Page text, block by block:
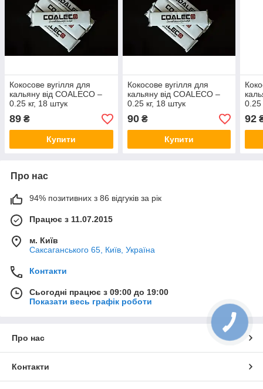
Кокосове вугілля для
кальяну від COALECO –
0.25 кг, 18 штук
89 ₴
Купити
Кокосове вугілля для
кальяну від COALECO –
0.25 кг, 18 штук
90₴
Купити
0.25
92
Про нас
94% позитивних з 86 відгуків за рік
Працює з 11.07.2015
м. Київ
Саксаганського 65, Київ, Україна
Контакти
Сьогодні працює з 09:00 до 19:00
Показати весь графік роботи
Про нас
Контакти